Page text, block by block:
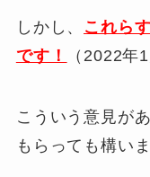
しかし、 これら
です！
（2022年
こういう意見が
もらっても構いま